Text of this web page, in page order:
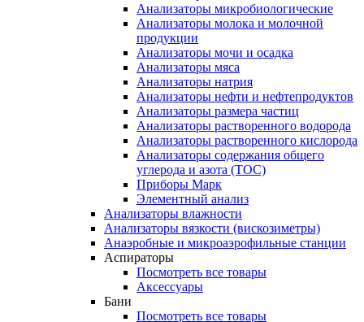
Анализаторы микробиологические
Анализаторы молока и молочной
продукции
Анализаторы мочи и осадка
Анализаторы мяса
Анализаторы натрия
Анализаторы нефти и нефтепродуктов
Анализаторы размера частиц
Анализаторы растворенного водорода
Анализаторы растворенного кислорода
Анализаторы содержания общего
углерода и азота (ТОС)
Приборы Марк
Элементный анализ
Анализаторы влажности
Анализаторы вязкости (вискозиметры)
Анаэробные и микроаэрофильные станции
Аспираторы
Посмотреть все товары
Аксессуары
Бани
Посмотреть все товары